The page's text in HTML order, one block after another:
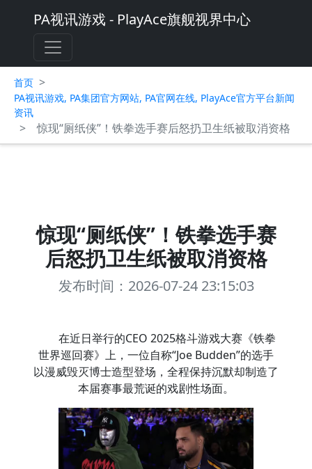
PA视讯游戏 - PlayAce旗舰视界中心
首页 >
PA视讯游戏, PA集团官方网站, PA官网在线, PlayAce官方平台新闻
资讯
> 惊现“厕纸侠”！铁拳选手赛后怒扔卫生纸被取消资格
惊现“厕纸侠”！铁拳选手赛
后怒扔卫生纸被取消资格
发布时间：2026-07-24 23:15:03
在近日举行的CEO 2025格斗游戏大赛《铁拳
世界巡回赛》上，一位自称“Joe Budden”的选手
以漫威毁灭博士造型登场，全程保持沉默却制造了
本届赛事最荒诞的戏剧性场面。